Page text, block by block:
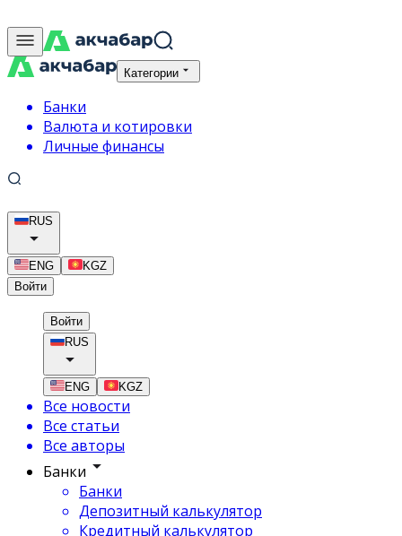
Категории
Банки
Валюта и котировки
Личные финансы
RUS
ENG
KGZ
Войти
Войти
RUS
ENG KGZ
Все новости
Все статьи
Все авторы
Банки
Банки
Депозитный калькулятор
Кредитный калькулятор